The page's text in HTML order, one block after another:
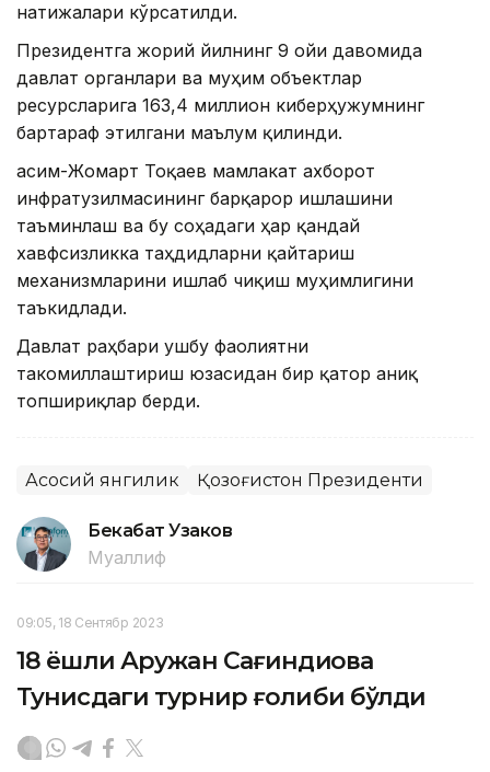
натижалари кўрсатилди.
Президентга жорий йилнинг 9 ойи давомида
давлат органлари ва муҳим объектлар
ресурсларига 163,4 миллион киберҳужумнинг
бартараф этилгани маълум қилинди.
Қасим-Жомарт Тоқаев мамлакат ахборот
инфратузилмасининг барқарор ишлашини
таъминлаш ва бу соҳадаги ҳар қандай
хавфсизликка таҳдидларни қайтариш
механизмларини ишлаб чиқиш муҳимлигини
таъкидлади.
Давлат раҳбари ушбу фаолиятни
такомиллаштириш юзасидан бир қатор аниқ
топшириқлар берди.
Асосий янгилик Қозоғистон Президенти
Бекабат Узаков
Муаллиф
09:05, 18 Сентябр 2023
18 ёшли Аружан Сағиндиқова
Тунисдаги турнир ғолиби бўлди